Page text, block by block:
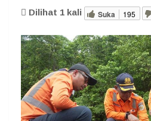
Dilihat 1 kali Suka 195